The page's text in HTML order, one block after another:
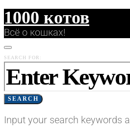
1000 котов
Всё о кошках!
SEARCH FOR:
SEARCH
Input your search keywords